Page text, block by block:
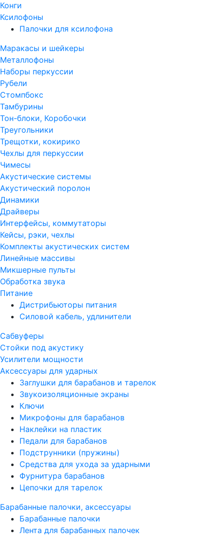
Конги
Ксилофоны
Палочки для ксилофона
Маракасы и шейкеры
Металлофоны
Наборы перкуссии
Рубели
Стомпбокс
Тамбурины
Тон-блоки, Коробочки
Треугольники
Трещотки, кокирико
Чехлы для перкуссии
Чимесы
Акустические системы
Акустический поролон
Динамики
Драйверы
Интерфейсы, коммутаторы
Кейсы, рэки, чехлы
Комплекты акустических систем
Линейные массивы
Микшерные пульты
Обработка звука
Питание
Дистрибьюторы питания
Силовой кабель, удлинители
Сабвуферы
Стойки под акустику
Усилители мощности
Аксессуары для ударных
Заглушки для барабанов и тарелок
Звукоизоляционные экраны
Ключи
Микрофоны для барабанов
Наклейки на пластик
Педали для барабанов
Подструнники (пружины)
Средства для ухода за ударными
Фурнитура барабанов
Цепочки для тарелок
Барабанные палочки, аксессуары
Барабанные палочки
Лента для барабанных палочек